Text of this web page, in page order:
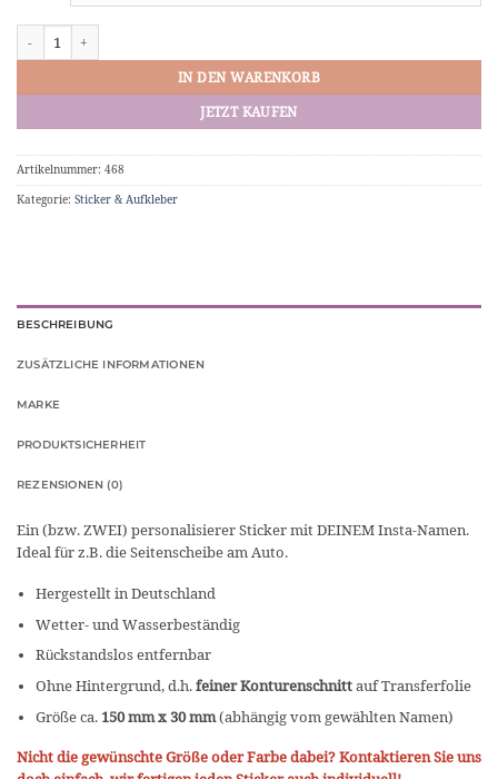
IN DEN WARENKORB
JETZT KAUFEN
Artikelnummer: 468
Kategorie: Sticker & Aufkleber
BESCHREIBUNG
ZUSÄTZLICHE INFORMATIONEN
MARKE
PRODUKTSICHERHEIT
REZENSIONEN (0)
Ein (bzw. ZWEI) personalisierer Sticker mit DEINEM Insta-Namen.
Ideal für z.B. die Seitenscheibe am Auto.
Hergestellt in Deutschland
Wetter- und Wasserbeständig
Rückstandslos entfernbar
Ohne Hintergrund, d.h.feiner Konturenschnittauf Transferfolie
Größe ca. 150 mm x 30 mm(abhängig vom gewählten Namen)
Nicht die gewünschte Größe oder Farbe dabei? Kontaktieren Sie uns